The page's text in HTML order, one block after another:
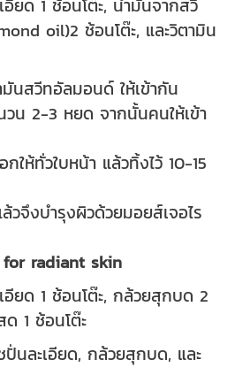
ยด 1 ช้อนโต๊ะ, น้ำมันจากสวี
oil)2 ช้อนโต๊ะ, และวิตามิน
นสวีทอัลมอนด์ ให้เข้ากัน
วน 2-3 หยด จากนั้นคนให้เข้า
ให้ทั่วใบหน้า แล้วทิ้งไว้ 10-15
วจึงบำรุงผิวด้วยมอยส์เจอไร
for radiant skin
ยด 1 ช้อนโต๊ะ, กล้วยสุกบด 2
1 ช้อนโต๊ะ
นละเอียด, กล้วยสุกบด, และ